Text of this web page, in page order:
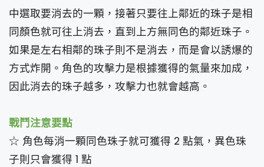
中選取要消去的一顆，接著只要往上鄰近的珠子是相
同顏色就可往上消去，直到上方無同色的鄰近珠子。
如果是左右相鄰的珠子則不是消去，而是會以誘爆的
方式炸開。角色的攻擊力是根據獲得的氣量來加成，
因此消去的珠子越多，攻擊力也就會越高。
戰鬥注意要點
☆ 角色每消一顆同色珠子就可獲得 2 點氣，異色珠
子則只會獲得 1 點